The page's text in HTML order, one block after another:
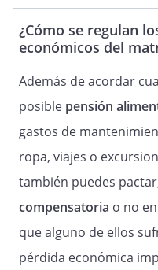
corresponde a
año y en el
sucesivamente.
asignación de
vacacionales en
Ambos cónyuges
que los abuelos
sus nietos siempre
comunicada
haya impedimento
¿Cómo se regulan
económicos del
Además de acordar
posible pensión
gastos de
ropa, viajes o
también puedes
compensatoria o no
que alguno de ellos
pérdida económica